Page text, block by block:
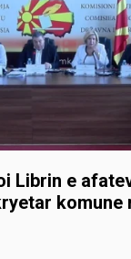
Librin e
komune